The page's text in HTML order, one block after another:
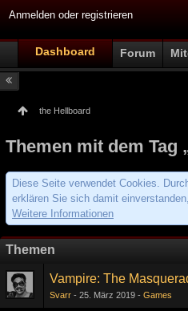
Anmelden oder registrieren
Dashboard Forum
the Hellboard
Themen mit dem Tag
Diese Seite verwendet Cookies.
erklären Sie sich damit
Weitere Informationen
Themen
Vampire: The
Svarr 25. März 2019 Games